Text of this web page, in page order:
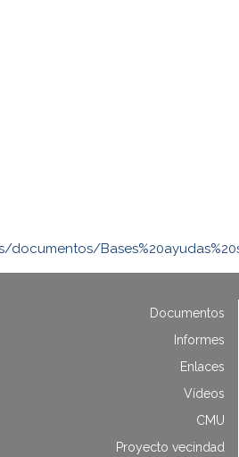
Documentos
Informes
Enlaces
Vídeos
CMU
Proyecto vecindad